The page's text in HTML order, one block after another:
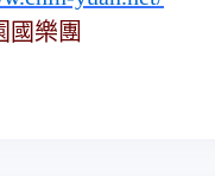
國樂團